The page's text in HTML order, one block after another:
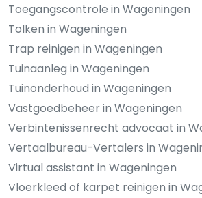
Toegangscontrole in Wageningen
Tolken in Wageningen
Trap reinigen in Wageningen
Tuinaanleg in Wageningen
Tuinonderhoud in Wageningen
Vastgoedbeheer in Wageningen
Verbintenissenrecht advocaat in
Vertaalbureau-Vertalers in
Virtual assistant in Wageningen
Vloerkleed of karpet reinigen in